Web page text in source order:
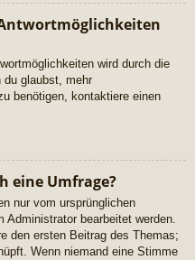
wird durch die
du glaubst, mehr
benötigen, kontaktiere einen
eine Umfrage?
nur vom ursprünglichen
Administrator bearbeitet werden.
den ersten Beitrag des Themas;
Wenn niemand eine Stimme